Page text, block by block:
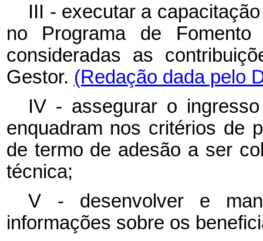
III - executar a
no Programa de Fomento
consideradas as
Gestor. (Redação dada pelo
IV - assegurar o
enquadram nos critérios de
de termo de adesão a ser
técnica;
V - desenvolver e
informações sobre os